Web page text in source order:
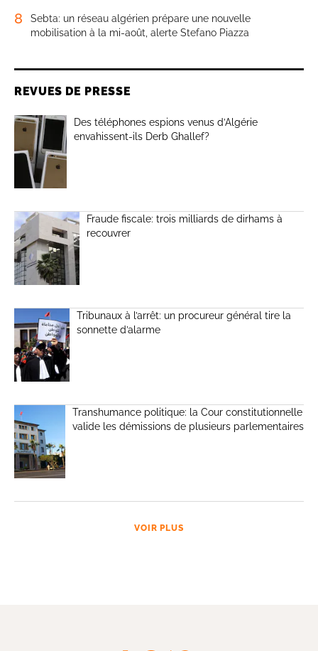
8
Sebta: un réseau algérien prépare une nouvelle
mobilisation à la mi-août, alerte Stefano Piazza
REVUES DE PRESSE
Des téléphones espions venus d’Algérie
envahissent-ils Derb Ghallef?
Fraude fiscale: trois milliards de dirhams à
recouvrer
Tribunaux à l’arrêt: un procureur général tire la
sonnette d’alarme
Transhumance politique: la Cour constitutionnelle
valide les démissions de plusieurs parlementaires
VOIR PLUS